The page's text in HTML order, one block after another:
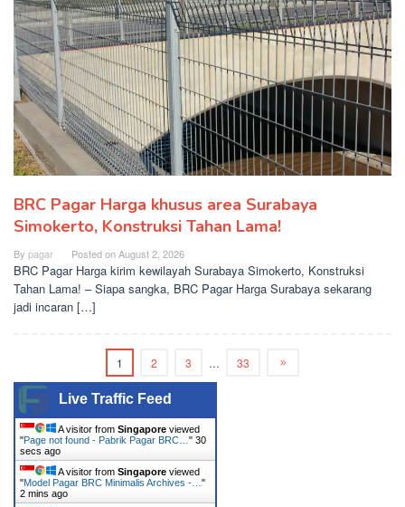
BRC Pagar Harga khusus area Surabaya
Simokerto, Konstruksi Tahan Lama!
By pagar Posted onAugust 2, 2026
BRC Pagar Harga kirim kewilayah Surabaya Simokerto, Konstruksi
Tahan Lama! – Siapa sangka, BRC Pagar Harga Surabaya sekarang
jadi incaran […]
1 2 3 … 33
Live Traffic Feed
A visitor from Singapore viewed
"Page not found - Pabrik Pagar BRC… " 31
secs ago
A visitor from Singapore viewed
"Model Pagar BRC Minimalis Archives -… "
2 mins ago